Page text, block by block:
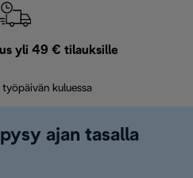
yli 49 € tilauksille
työpäivän kuluessa
ajan tasalla